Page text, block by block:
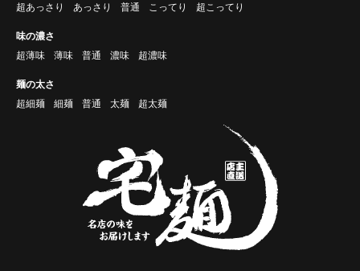
超あっさり
あっさり 普通 こってり 超こってり
味の濃さ
超薄味
薄味 普通 濃味 超濃味
麺の太さ
超細麺
細麺 普通 太麺 超太麺